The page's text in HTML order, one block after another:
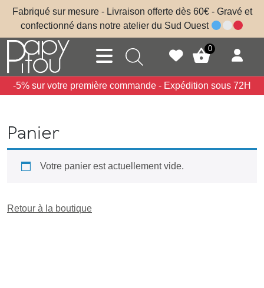
Skip to main content
Fabriqué sur mesure - Livraison offerte dès 60€ - Gravé et
confectionné dans notre atelier du Sud Ouest
0
-5% sur votre première commande - Expédition sous 72H
Panier
Votre panier est actuellement vide.
Retour à la boutique